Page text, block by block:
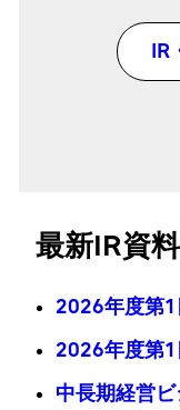
IR
最新IR資料
2026年度第1
2026年度第1
中長期経営